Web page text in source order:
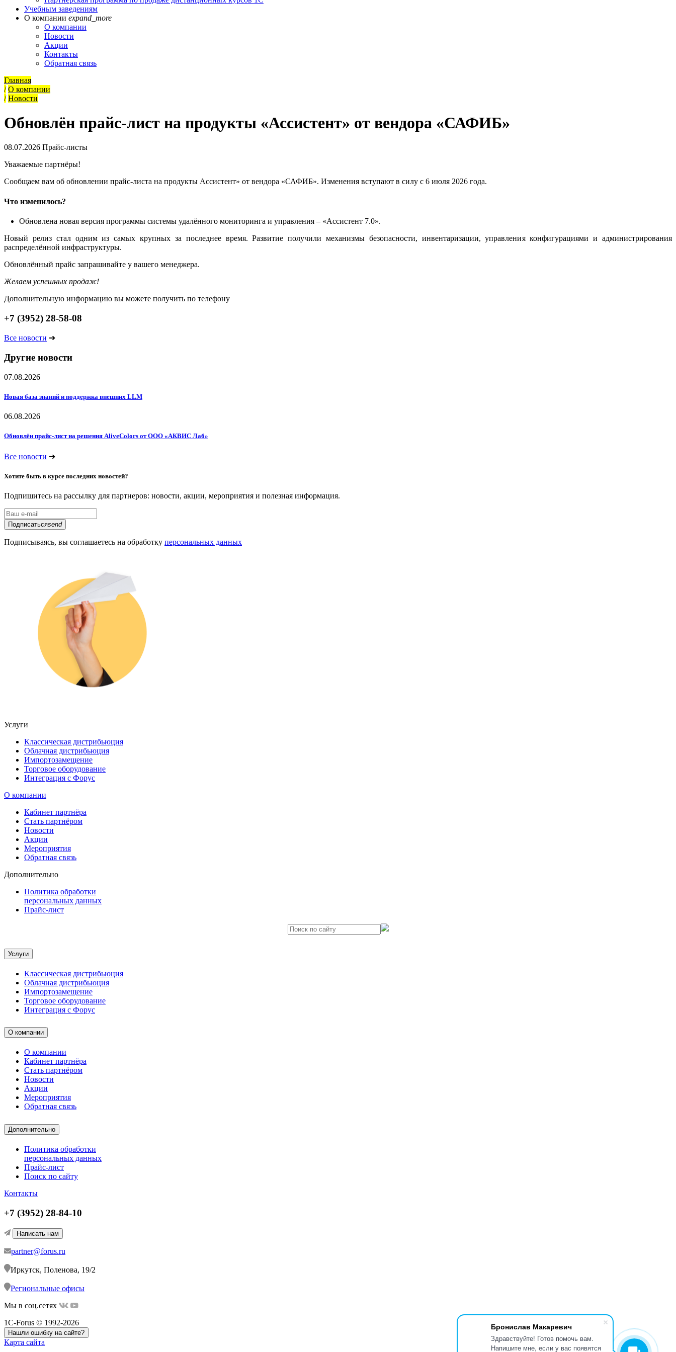
Бронислав Макаревич
Здравствуйте! Готов помочь вам.
Напишите мне, если у вас появятся
Учебным заведениям
О компании expand_more
О компании
Новости
Акции
Контакты
Обратная связь
Главная
/ О компании
/ Новости
Обновлён прайс-лист на продукты «Ассистент» от вендора «САФИБ»
08.07.2026 Прайс-листы
Уважаемые партнёры!
Сообщаем вам об обновлении прайс-листа на продукты Ассистент» от вендора «САФИБ». Изменения вступают в силу с 6 июля 2026 года.
Что изменилось?
Обновлена новая версия программы системы удалённого мониторинга и управления – «Ассистент 7.0».
Новый релиз стал одним из самых крупных за последнее время. Развитие получили механизмы безопасности, инвентаризации, управления конфигурациями и администрирования
распределённой инфраструктуры.
Обновлённый прайс запрашивайте у вашего менеджера.
Желаем успешных продаж!
Дополнительную информацию вы можете получить по телефону
+7 (3952) 28-58-08
Все новости ➔
Другие новости
07.08.2026
Новая база знаний и поддержка внешних LLM
06.08.2026
Обновлён прайс-лист на решения AliveColors от ООО «АКВИС Лаб»
Все новости ➔
Хотите быть в курсе последних новостей?
Подпишитесь на рассылку для партнеров: новости, акции, мероприятия и полезная информация.
Подписатьсяsend
Подписываясь, вы соглашаетесь на обработку персональных данных
Услуги
Классическая дистрибьюция
Облачная дистрибьюция
Импортозамещение
Торговое оборудование
Интеграция с Форус
О компании
Кабинет партнёра
Стать партнёром
Новости
Акции
Мероприятия
Обратная связь
Дополнительно
Политика обработки
персональных данных
Прайс-лист
Услуги
Классическая дистрибьюция
Облачная дистрибьюция
Импортозамещение
Торговое оборудование
Интеграция с Форус
О компании
О компании
Кабинет партнёра
Стать партнёром
Новости
Акции
Мероприятия
Обратная связь
Дополнительно
Политика обработки
персональных данных
Прайс-лист
Поиск по сайту
Контакты
+7 (3952) 28-84-10
Написать нам
partner@forus.ru
Иркутск, Поленова, 19/2
Региональные офисы
Мы в соц.сетях
1C-Forus © 1992-2026
Нашли ошибку на сайте?
Карта сайта